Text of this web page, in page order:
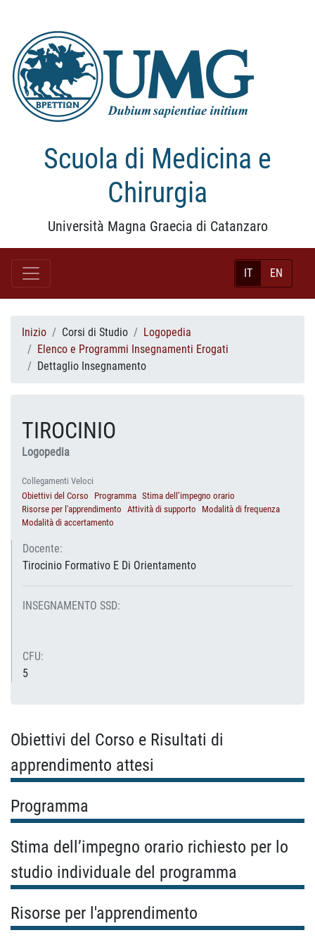
Scuola di Medicina e
Chirurgia
Università Magna Graecia di Catanzaro
IT EN
Inizio Corsi di Studio
Logopedia
Elenco e Programmi Insegnamenti Erogati
Dettaglio Insegnamento
TIROCINIO
Logopedia
Collegamenti Veloci
Obiettivi del Corso
Programma Stima dell’impegno orario
Risorse per l'apprendimento Attività di supporto
Modalità di frequenza
Modalità di accertamento
Docente:
Tirocinio Formativo E Di Orientamento
INSEGNAMENTO SSD:
CFU:
5
Obiettivi del Corso e Risultati di
apprendimento attesi
Programma
Stima dell’impegno orario richiesto per lo
studio individuale del programma
Risorse per l'apprendimento